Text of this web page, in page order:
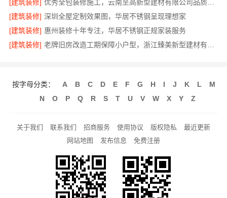
[建筑装修]
优秀全包装修施工，云南至高新型建材有限公司品质保证
[建筑装修] 深圳全屋定制效果图，华居不锈钢呈现理想家
[建筑装修] 惠州装修十年专注，华居不锈钢正规家装服务
[建筑装修]
按字母分类： A B C D E F G H I J K L
M
N
O P Q R S T U V W X Y Z
关于我们 联系我们 招商服务 使用协议 版权隐私
最近更新
网站地图
发布信息 免费注册